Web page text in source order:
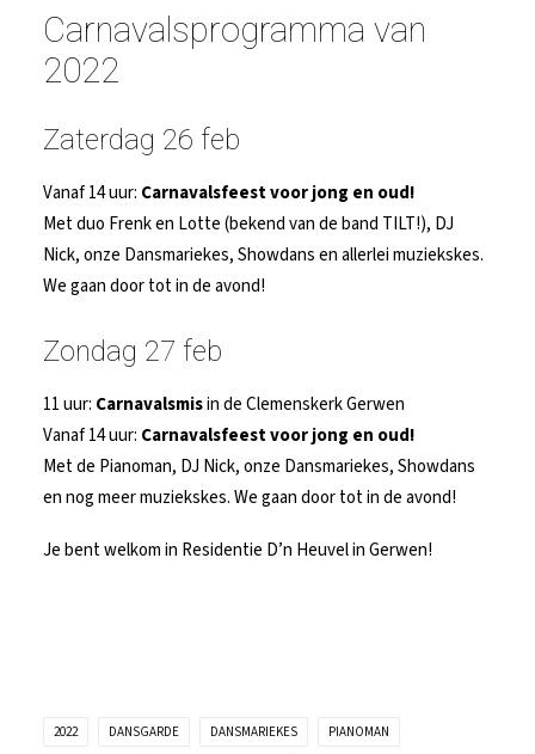
Carnavalsprogramma van
2022
Zaterdag 26 feb
Vanaf 14 uur: Carnavalsfeest voor jong en oud!
Met duo Frenk en Lotte (bekend van de band TILT!), DJ
Nick, onze Dansmariekes, Showdans en allerlei muziekskes.
We gaan door tot in de avond!
Zondag 27 feb
11 uur: Carnavalsmisin de Clemenskerk Gerwen
Vanaf 14 uur: Carnavalsfeest voor jong en oud!
Met de Pianoman, DJ Nick, onze Dansmariekes, Showdans
en nog meer muziekskes. We gaan door tot in de avond!
Je bent welkom in Residentie D’n Heuvel in Gerwen!
2022 DANSGARDE DANSMARIEKES PIANOMAN